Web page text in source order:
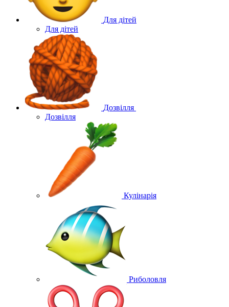
Для дітей
Для дітей
Дозвілля
Дозвілля
Кулінарія
Риболовля